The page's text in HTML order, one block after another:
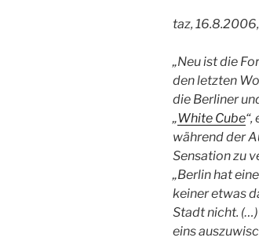
taz,
„Neu ist die
den letzten
die Berliner
„White Cube
während der
Sensation zu
„Berlin hat
keiner etwas
Stadt nicht.
eins